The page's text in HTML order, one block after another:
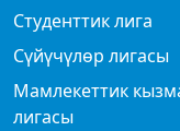
Студенттик лига
Сүйүчүлөр лигасы
Мамлекеттик
лигасы